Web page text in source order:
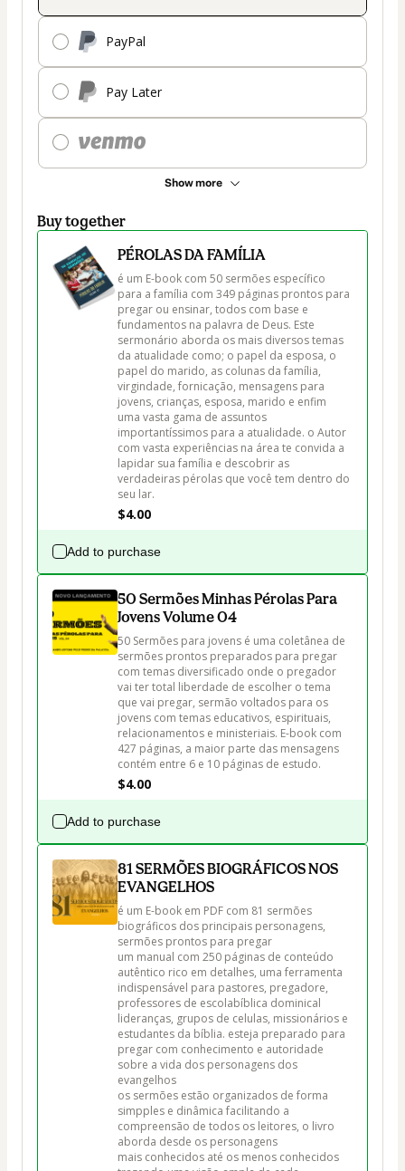
PayPal
Pay Later
Show more
Buy together
PÉROLAS DA FAMÍLIA
é um E-book com 50 sermões específico
para a família com 349 páginas prontos para
pregar ou ensinar, todos com base e
fundamentos na palavra de Deus. Este
sermonário aborda os mais diversos temas
da atualidade como; o papel da esposa, o
papel do marido, as colunas da família,
virgindade, fornicação, mensagens para
jovens, crianças, esposa, marido e enfim
uma vasta gama de assuntos
importantíssimos para a atualidade. o Autor
com vasta experiências na área te convida a
lapidar sua família e descobrir as
verdadeiras pérolas que você tem dentro do
seu lar.
$4.00
Add to purchase
50 Sermões Minhas Pérolas Para
Jovens Volume 04
50 Sermões para jovens é uma coletânea de
sermões prontos preparados para pregar
com temas diversificado onde o pregador
vai ter total liberdade de escolher o tema
que vai pregar, sermão voltados para os
jovens com temas educativos, espirituais,
relacionamentos e ministeriais. E-book com
427 páginas, a maior parte das mensagens
contém entre 6 e 10 páginas de estudo.
$4.00
Add to purchase
81 SERMÕES BIOGRÁFICOS NOS
EVANGELHOS
é um E-book em PDF com 81 sermões
biográficos dos principais personagens,
sermões prontos para pregar
um manual com 250 páginas de conteúdo
autêntico rico em detalhes, uma ferramenta
indispensável para pastores, pregadore,
professores de escolabíblica dominical
lideranças, grupos de celulas, missionários e
estudantes da bíblia. esteja preparado para
pregar com conhecimento e autoridade
sobre a vida dos personagens dos
evangelhos
os sermões estão organizados de forma
simpples e dinâmica facilitando a
compreensão de todos os leitores, o livro
aborda desde os personagens
mais conhecidos até os menos conhecidos